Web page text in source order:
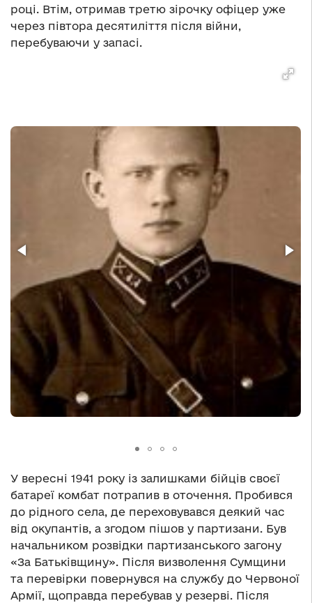
році. Втім, отримав третю зірочку офіцер уже
через півтора десятиліття після війни,
перебуваючи у запасі.
У вересні 1941 року із залишками бійців своєї
батареї комбат потрапив в оточення. Пробився
до рідного села, де переховувався деякий час
від окупантів, а згодом пішов у партизани. Був
начальником розвідки партизанського загону
«За Батьківщину». Після визволення Сумщини
та перевірки повернувся на службу до Червоної
Армії, щоправда перебував у резерві. Після